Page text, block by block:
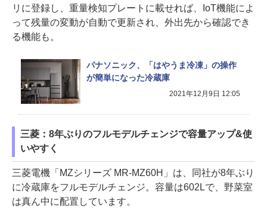
リに登録し、重量検知プレートに載せれば、IoT機能によ
って残量の変動が自動で更新され、外出先から確認でき
る機能も。
パナソニック、「はやうま冷凍」の操作
が簡単になった冷蔵庫
2021年12月9日 12:05
三菱：8年ぶりのフルモデルチェンジで容量アップ&使
いやすく
三菱電機「MZシリーズ MR-MZ60H」は、同社が8年ぶり
に冷蔵庫をフルモデルチェンジ。容量は602Lで、野菜室
は真ん中に配置しています。